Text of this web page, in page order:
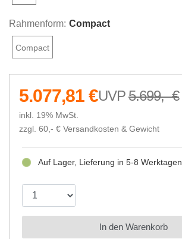
Rahmenform: Compact
Compact
5.699,- €
5.077,81 €
inkl. 19% MwSt.
zzgl. 60,- € Versandkosten & Gewicht
Auf Lager, Lieferung in 5-8 Werktagen
In den Warenkorb